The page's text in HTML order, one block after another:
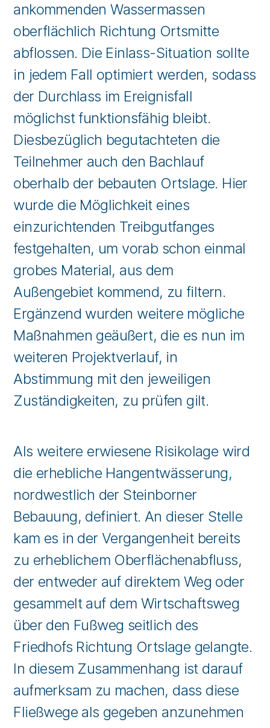
ankommenden Wassermassen
oberflächlich Richtung Ortsmitte
abflossen. Die Einlass-Situation sollte
in jedem Fall optimiert werden, sodass
der Durchlass im Ereignisfall
möglichst funktionsfähig bleibt.
Diesbezüglich begutachteten die
Teilnehmer auch den Bachlauf
oberhalb der bebauten Ortslage. Hier
wurde die Möglichkeit eines
einzurichtenden Treibgutfanges
festgehalten, um vorab schon einmal
grobes Material, aus dem
Außengebiet kommend, zu filtern.
Ergänzend wurden weitere mögliche
Maßnahmen geäußert, die es nun im
weiteren Projektverlauf, in
Abstimmung mit den jeweiligen
Zuständigkeiten, zu prüfen gilt.
Als weitere erwiesene Risikolage wird
die erhebliche Hangentwässerung,
nordwestlich der Steinborner
Bebauung, definiert. An dieser Stelle
kam es in der Vergangenheit bereits
zu erheblichem Oberflächenabfluss,
der entweder auf direktem Weg oder
gesammelt auf dem Wirtschaftsweg
über den Fußweg seitlich des
Friedhofs Richtung Ortslage gelangte.
In diesem Zusammenhang ist darauf
aufmerksam zu machen, dass diese
Fließwege als gegeben anzunehmen